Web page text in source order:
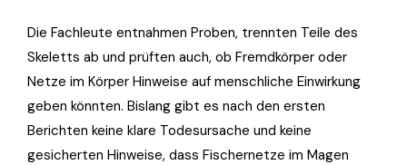
Die Fachleute entnahmen Proben, trennten Teile des
Skeletts ab und prüften auch, ob Fremdkörper oder
Netze im Körper Hinweise auf menschliche Einwirkung
geben könnten. Bislang gibt es nach den ersten
Berichten keine klare Todesursache und keine
gesicherten Hinweise, dass Fischernetze im Magen